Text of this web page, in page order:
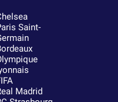
Saint-
Madrid